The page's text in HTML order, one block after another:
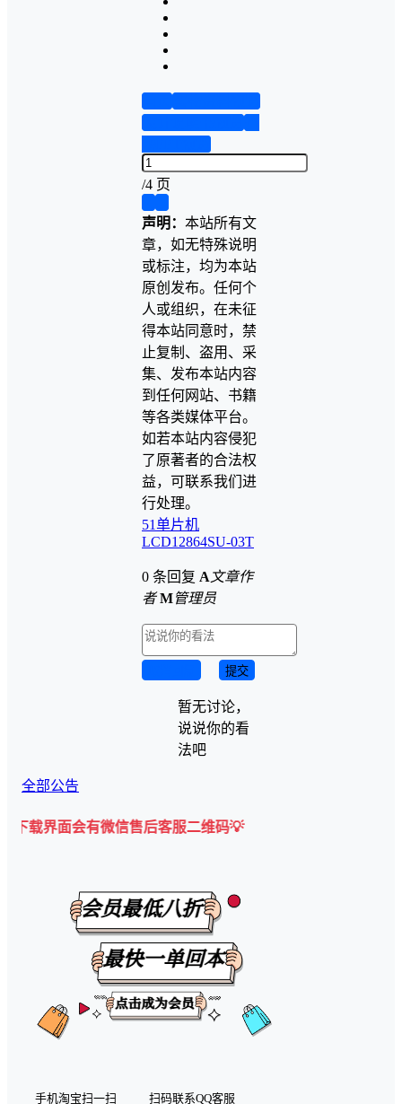
/4 页
声明： 本站所有文
章，如无特殊说明
或标注，均为本站
原创发布。任何个
人或组织，在未征
得本站同意时，禁
止复制、盗用、采
集、发布本站内容
到任何网站、书籍
等各类媒体平台。
如若本站内容侵犯
了原著者的合法权
益，可联系我们进
行处理。
51单片机
LCD12864SU-03T
0 条回复 A 文章作
者 M管理员
提交
暂无讨论，
说说你的看
法吧
全部公告
有微信售后客服二维码💡
手机淘宝扫一扫 扫码联系QQ客服